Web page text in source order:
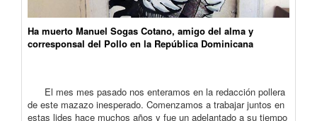
Ha muerto Manuel Sogas Cotano, amigo del alma y
corresponsal del Pollo en la República Dominicana
El mes mes pasado nos enteramos en la redacción pollera
de este mazazo inesperado. Comenzamos a trabajar juntos en
estas lides hace muchos años y fue un adelantado a su tiempo